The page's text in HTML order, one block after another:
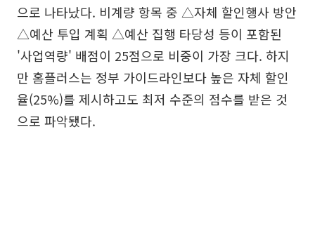
으로 나타났다. 비계량 항목 중 △자체 할인행사 방안
△예산 투입 계획 △예산 집행 타당성 등이 포함된
'사업역량' 배점이 25점으로 비중이 가장 크다. 하지
만 홈플러스는 정부 가이드라인보다 높은 자체 할인
율(25%)를 제시하고도 최저 수준의 점수를 받은 것
으로 파악됐다.